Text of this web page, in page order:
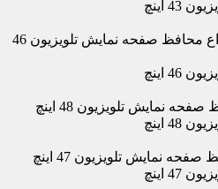
اینچ
قیمت و خرید اینترنتی انواع محافظ صفحه نمایش تلویزیون 46
اینچ
نمایش تلویزیون 48 اینچ
اینچ
نمایش تلویزیون 47 اینچ
اینچ